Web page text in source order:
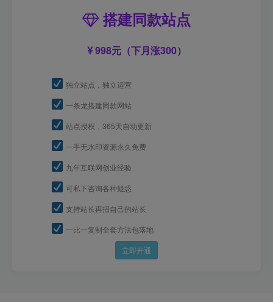
搭建同款站点
998元（下月涨300）
独立站点，独立运营
一条龙搭建同款网站
站点授权，365天自动更新
一手无水印资源永久免费
九年互联网创业经验
可私下咨询各种疑惑
支持站长再招自己的站长
一比一复制全套方法包落地
立即开通